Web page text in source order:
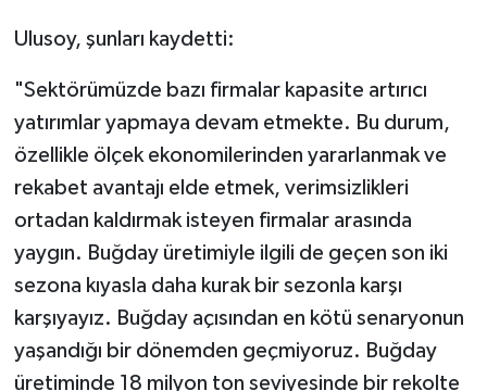
Ulusoy, şunları kaydetti:
"Sektörümüzde bazı firmalar kapasite artırıcı
yatırımlar yapmaya devam etmekte. Bu durum,
özellikle ölçek ekonomilerinden yararlanmak ve
rekabet avantajı elde etmek, verimsizlikleri
ortadan kaldırmak isteyen firmalar arasında
yaygın. Buğday üretimiyle ilgili de geçen son iki
sezona kıyasla daha kurak bir sezonla karşı
karşıyayız. Buğday açısından en kötü senaryonun
yaşandığı bir dönemden geçmiyoruz. Buğday
üretiminde 18 milyon ton seviyesinde bir rekolte